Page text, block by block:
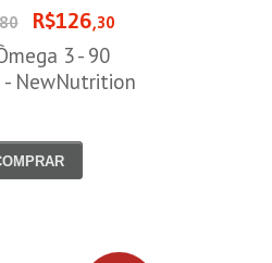
R$126,30
3 - 90
- NewNutrition